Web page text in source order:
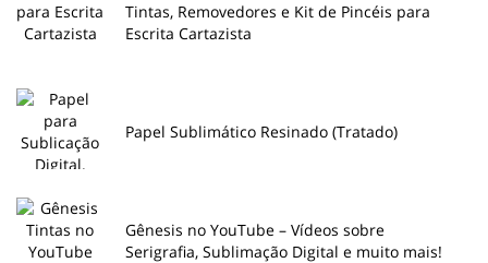
Tintas, Removedores e Kit de Pincéis para
Escrita Cartazista
Papel Sublimático Resinado (Tratado)
Gênesis no YouTube – Vídeos sobre
Serigrafia, Sublimação Digital e muito mais!